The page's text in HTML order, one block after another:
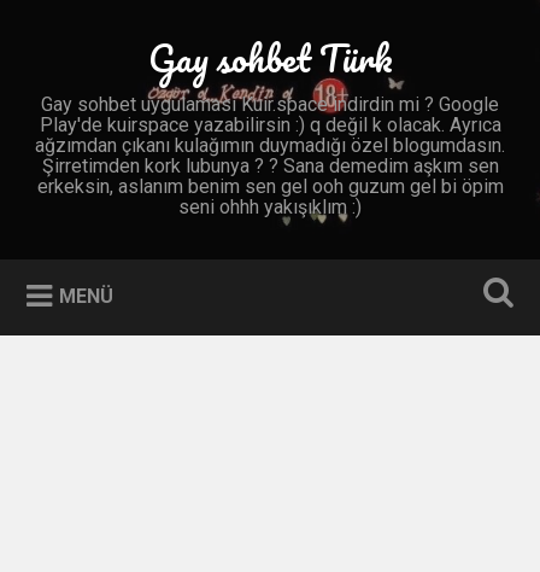
Gay sohbet Türk
Gay sohbet uygulaması Kuir.space indirdin mi ? Google
Play'de kuirspace yazabilirsin :) q değil k olacak. Ayrıca
ağzımdan çıkanı kulağımın duymadığı özel blogumdasın.
Şirretimden kork lubunya ? ? Sana demedim aşkım sen
erkeksin, aslanım benim sen gel ooh guzum gel bi öpim
seni ohhh yakışıklım :)
MENÜ